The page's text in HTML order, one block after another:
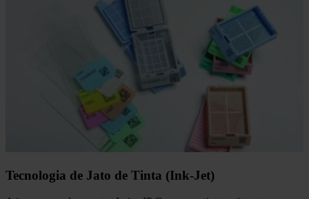
Tecnologia de Jato de Tinta (Ink-Jet)